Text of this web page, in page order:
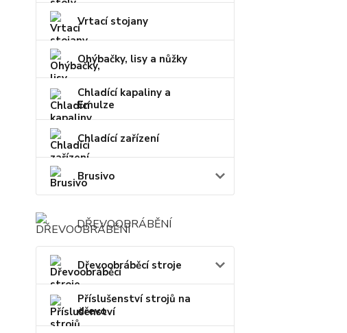
Vrtací stojany
Ohýbačky, lisy a nůžky
Chladící kapaliny a
Emulze
Chladící zařízení
Brusivo
DŘEVOOBRÁBĚNÍ
Dřevoobráběcí stroje
Příslušenství strojů na
dřevo